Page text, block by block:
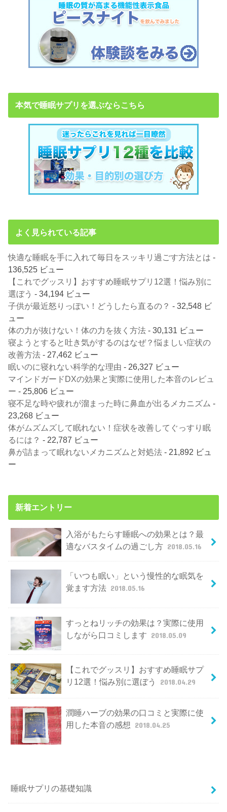
本気で睡眠サプリを選ぶならこちら
よく見られている記事
快適な睡眠を手に入れて毎日をスッキリ過ごす方法とは -
136,525 ビュー
【これでグッスリ】おすすめ睡眠サプリ12選！悩み別に
選ぼう - 34,194 ビュー
子供が最近怒りっぽい！どうしたら直るの？ - 32,548 ビ
ュー
体の力が抜けない！体の力を抜く方法 - 30,131 ビュー
寝ようとすると吐き気がするのはなぜ？悩ましい症状の
改善方法 - 27,462 ビュー
眠いのに寝れない科学的な理由 - 26,327 ビュー
マインドガードDXの効果と実際に使用した本音のレビュ
ー - 25,806 ビュー
寝不足な時や疲れが溜まった時に鼻血が出るメカニズム -
23,268 ビュー
体がムズムズして眠れない！症状を改善してぐっすり眠
るには？ - 22,787 ビュー
鼻が詰まって眠れないメカニズムと対処法 - 21,892 ビュ
ー
新着エントリー
入浴がもたらす睡眠への効果とは？最
適なバスタイムの過ごし方 2018.05.16
「いつも眠い」という慢性的な眠気を
覚ます方法 2018.05.16
すっとねリッチの効果は？実際に使用
しながら口コミします 2018.05.09
【これでグッスリ】おすすめ睡眠サプ
リ12選！悩み別に選ぼう
2018.04.29
潤睡ハーブの効果の口コミと実際に使
用した本音の感想 2018.04.25
睡眠サプリの基礎知識